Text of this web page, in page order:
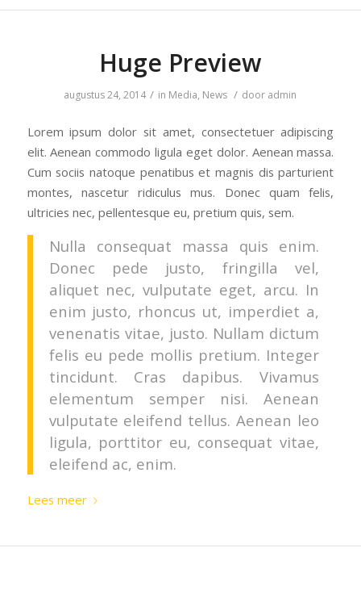
Huge Preview
augustus 24, 2014 / in Media, News / door admin
Lorem ipsum dolor sit amet, consectetuer adipiscing
elit. Aenean commodo ligula eget dolor. Aenean massa.
Cum sociis natoque penatibus et magnis dis parturient
montes, nascetur ridiculus mus. Donec quam felis,
ultricies nec, pellentesque eu, pretium quis, sem.
Nulla consequat massa quis enim.
Donec pede justo, fringilla vel,
aliquet nec, vulputate eget, arcu. In
enim justo, rhoncus ut, imperdiet a,
venenatis vitae, justo. Nullam dictum
felis eu pede mollis pretium. Integer
tincidunt. Cras dapibus. Vivamus
elementum semper nisi. Aenean
vulputate eleifend tellus. Aenean leo
ligula, porttitor eu, consequat vitae,
eleifend ac, enim.
Lees meer